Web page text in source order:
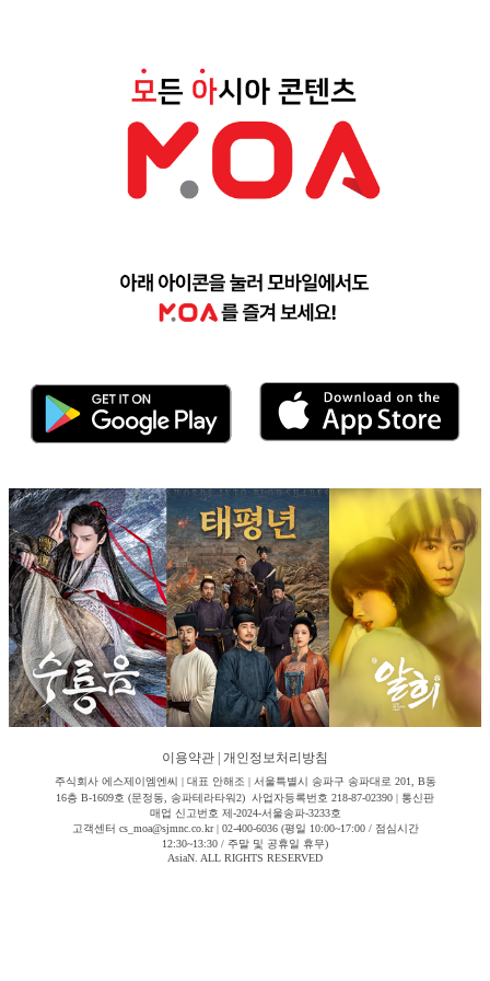
이용약관 개인정보처리방침
주식회사 에스제이엠엔씨 | 대표 안해조 | 서울특별시 송파구 송파대로 201, B동
16층 B-1609호 (문정동, 송파테라타워2) 사업자등록번호 218-87-02390 | 통신판
매업 신고번호 제-2024-서울송파-3233호
고객센터 cs_moa@sjmnc.co.kr | 02-400-6036 (평일 10:00~17:00 / 점심시간
12:30~13:30 / 주말 및 공휴일 휴무)
AsiaN. ALL RIGHTS RESERVED